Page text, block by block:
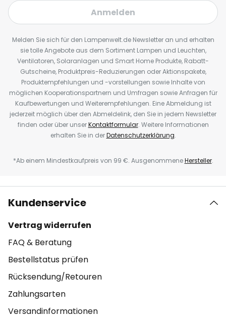
Anmelden
Melden Sie sich für den Lampenwelt.de Newsletter an und erhalten
sie tolle Angebote aus dem Sortiment Lampen und Leuchten,
Ventilatoren, Solaranlagen und Smart Home Produkte, Rabatt-
Gutscheine, Produktpreis-Reduzierungen oder Aktionspakete,
Produktempfehlungen und -vorstellungen sowie Inhalte von
möglichen Kooperationspartnern und Umfragen sowie Anfragen für
Kaufbewertungen und Weiterempfehlungen. Eine Abmeldung ist
jederzeit möglich über den Abmeldelink, den Sie in jedem Newsletter
finden oder über unserKontaktformular. Weitere Informationen
erhalten Sie in derDatenschutzerklärung.
*Ab einem Mindestkaufpreis von 99 €. AusgenommeneHersteller.
Kundenservice
Vertrag widerrufen
FAQ & Beratung
Bestellstatus prüfen
Rücksendung/Retouren
Zahlungsarten
Versandinformationen